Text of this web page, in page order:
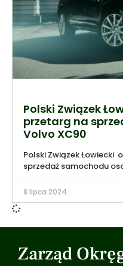
Polski Związek
przetarg na
Volvo XC90
Polski Związek Łowiecki
sprzedaż samochodu
8 lipca 2024
Zarząd